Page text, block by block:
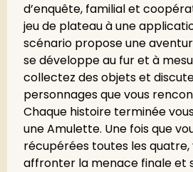
d’enquête, familial et
jeu de plateau à une
scénario propose une
se développe au fur et à
collectez des objets et
personnages que vous
Chaque histoire terminée
une Amulette. Une fois que
récupérées toutes les quatre,
affronter la menace finale et